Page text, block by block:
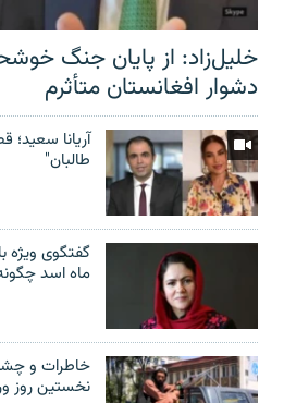
خلیل‌زاد: از پایان جنگ
دشوار افغانستان متأثرم
آریانا سعید؛
طالبان"
ماه اسد
خاطرات و
نخستین روز